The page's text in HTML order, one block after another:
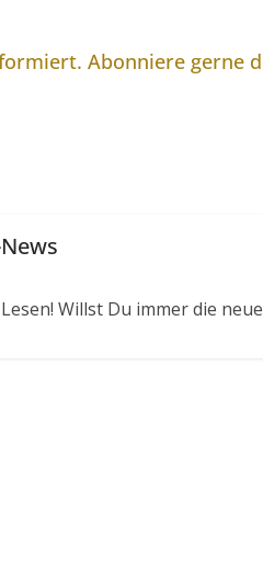
Abonniere gerne
Willst Du immer die